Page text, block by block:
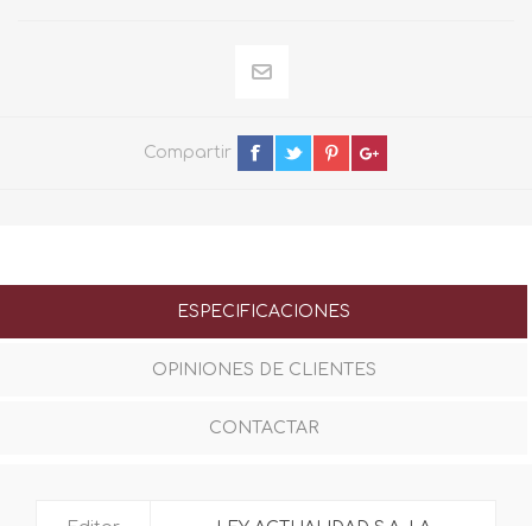
Compartir
ESPECIFICACIONES
OPINIONES DE CLIENTES
CONTACTAR